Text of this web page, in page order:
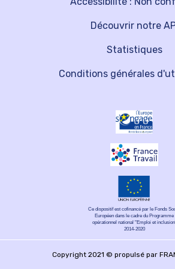
Découvrir notre
Statistiques
Conditions générales
Ce dispositif est cofinancé par le Fonds
Européen dans le cadre du Programme
opérationnel national "Emploi et
2014-2020
Copyright 2021 © propulsé par